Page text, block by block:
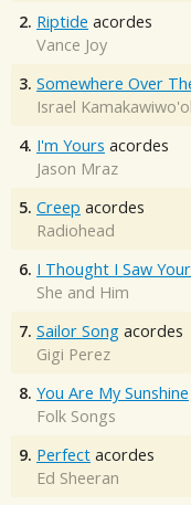
2. Riptide acordes
Vance Joy
3. Somewhere Over
Israel
4. I'm Yours acordes
Jason Mraz
5. Creep acordes
Radiohead
6. I Thought I Saw
She and Him
7. Sailor Song acordes
Gigi Perez
8. You Are My Sunshine
Folk Songs
9. Perfect acordes
Ed Sheeran